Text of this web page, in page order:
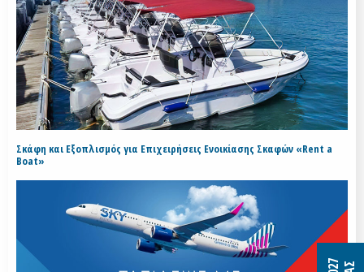
Σκάφη και Εξοπλισμός για Επιχειρήσεις Ενοικίασης Σκαφών «Rent a
Boat»